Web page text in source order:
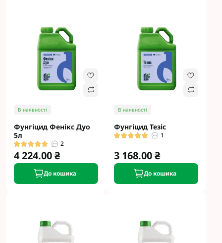
В наявності
Фунгіцид Фенікс Дуо
5л
2
4 224.00 ₴
До кошика
В наявності
Фунгіцид Тезіс
1
3 168.00 ₴
До кошика